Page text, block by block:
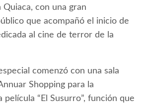
Quiaca, con una gran
que acompañó el inicio de
al cine de terror de la
comenzó con una sala
Shopping para la
película “El Susurro”, función que